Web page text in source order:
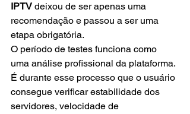
IPTV deixou de ser apenas uma
recomendação e passou a ser uma
etapa obrigatória.
O período de testes funciona como
uma análise profissional da plataforma.
É durante esse processo que o usuário
consegue verificar estabilidade dos
servidores, velocidade de